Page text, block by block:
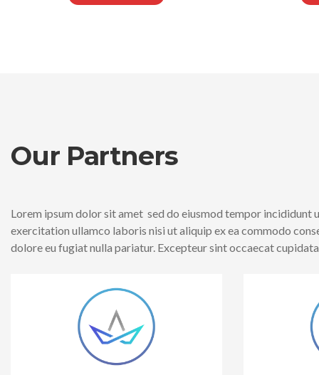
Our Partners
Lorem ipsum dolor sit amet sed do eiusmod tempor incididunt
exercitation ullamco laboris nisi ut aliquip ex ea commodo
dolore eu fugiat nulla pariatur. Excepteur sint occaecat